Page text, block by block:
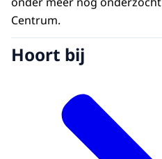
Centrum.
Hoort bij